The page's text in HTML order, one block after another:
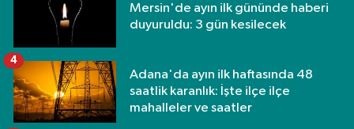
Mersin'de ayın ilk gününde haberi
duyuruldu: 3 gün kesilecek
Adana'da ayın ilk haftasında 48
saatlik karanlık: İşte ilçe ilçe
mahalleler ve saatler
4